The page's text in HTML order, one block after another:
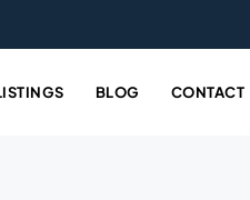
BLOG CONTACT